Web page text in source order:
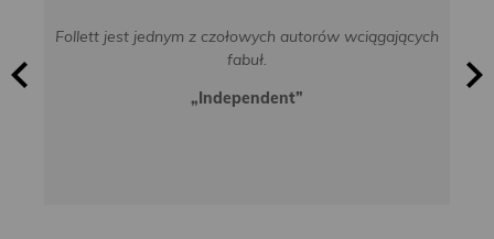
Follett jest jednym z czołowych autorów wciągających
fabuł.
„Independent”